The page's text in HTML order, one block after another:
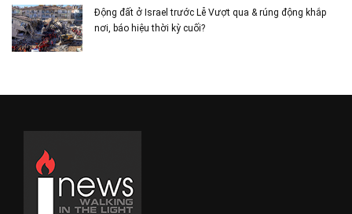
Động đất ở Israel trước Lễ Vượt qua & rúng động khắp
nơi, báo hiệu thời kỳ cuối?